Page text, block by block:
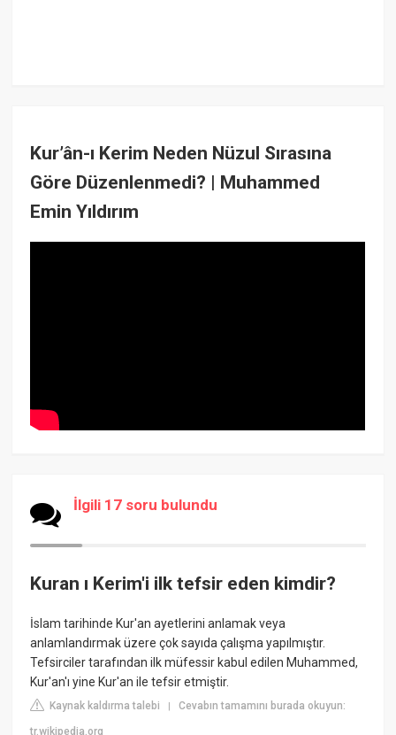
Kur’ân-ı Kerim Neden Nüzul Sırasına
Göre Düzenlenmedi? | Muhammed
Emin Yıldırım
İlgili 17 soru bulundu
Kuran ı Kerim'i ilk tefsir eden kimdir?
İslam tarihinde Kur'an ayetlerini anlamak veya
anlamlandırmak üzere çok sayıda çalışma yapılmıştır.
Tefsirciler tarafından ilk müfessir kabul edilen Muhammed,
Kur'an'ı yine Kur'an ile tefsir etmiştir.
Kaynak kaldırma talebi |Cevabın tamamını burada okuyun:
tr.wikipedia.org